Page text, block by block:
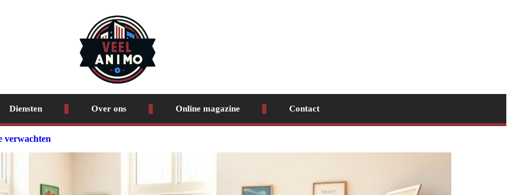
Diensten Over ons Online magazine Contact
verwachten